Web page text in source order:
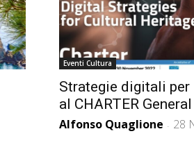
Eventi Cultura
Strategie digitali
al CHARTER
Alfonso Quaglione - 28